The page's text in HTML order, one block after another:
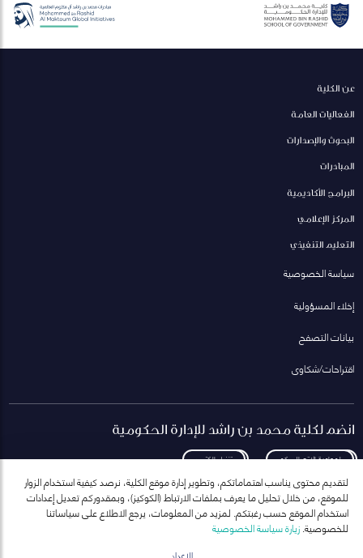
عن الكلية
الفعاليات العامة
البحوث والإصدارات
المبادرات
البرامج الأكاديمية
المركز الإعلامي
التعليم التنفيذي
سياسة الخصوصية
إخلاء المسؤولية
بيانات التصفح
اقتراحات/شكاوى
انضم لكلية محمد بن راشد للإدارة الحكومية
لمعاودة الاتصال بكم تنزيل الكتيب
انضم إلى قائمة مراسلاتنا
لتقديم محتوى يناسب اهتماماتكم، وتطوير إدارة موقع الكلية، نرصد كيفية استخدام الزوار
للموقع، من خلال تحليل ما يعرف بملفات الارتباط (الكوكيز)، وبمقدوركم تعديل إعدادات
استخدام الموقع حسب رغبتكم. لمزيد من المعلومات، يرجع الاطلاع على سياساتنا
للخصوصية.زيارة سياسة الخصوصية